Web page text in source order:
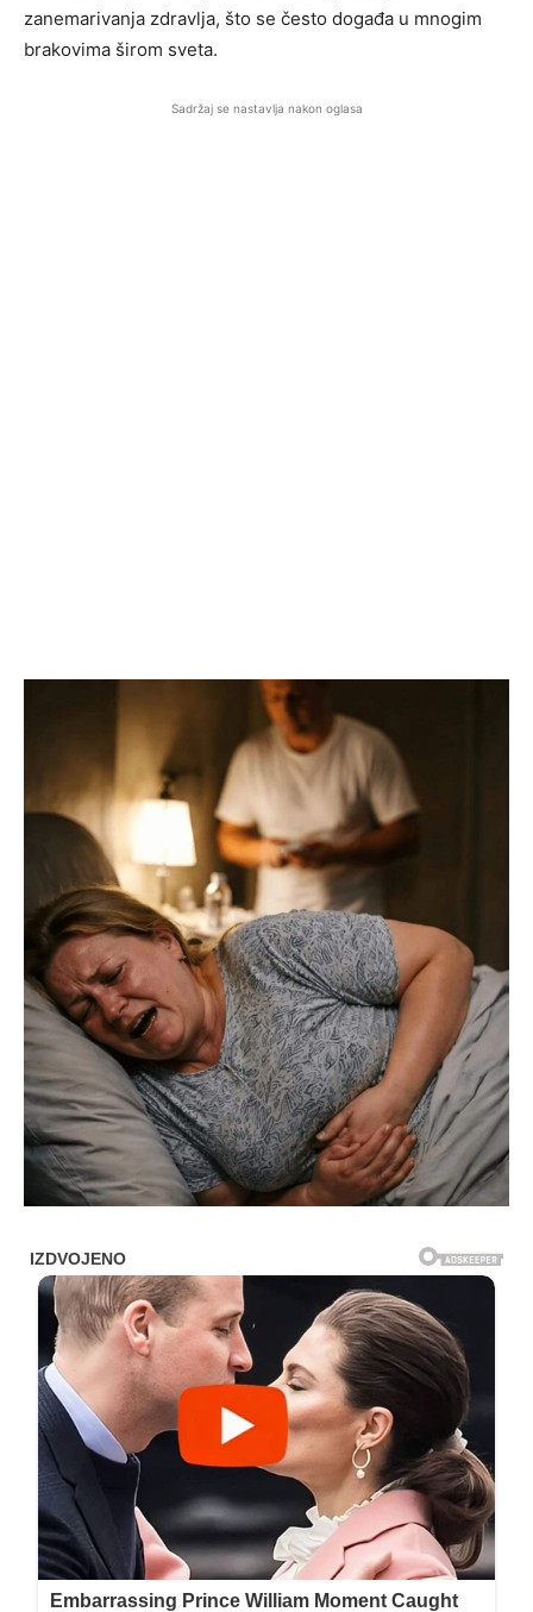
zanemarivanja zdravlja, što se često događa u mnogim
brakovima širom sveta.
Sadržaj se nastavlja nakon oglasa